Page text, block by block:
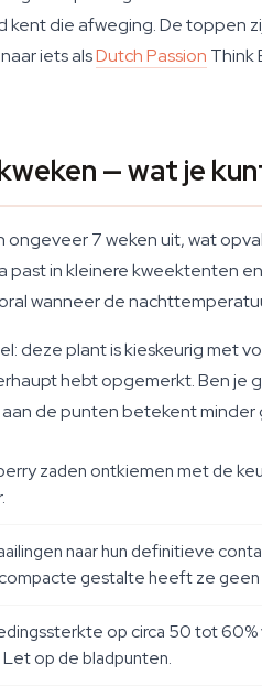
kent die afweging. De toppen
iets alsDutch Passion Think
— wat je
ongeveer 7 weken uit, wat
past in kleinere kweektenten
wanneer de
deze plant is kieskeurig met
hebt opgemerkt. Ben je
de punten betekent minder
zaden ontkiemen met de
naar hun definitieve
gestalte heeft ze
op circa 50 tot
op de bladpunten.